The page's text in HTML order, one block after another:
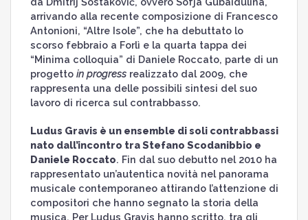
arrivando alla recente composizione di Francesco
Antonioni, “Altre Isole”, che ha debuttato lo
scorso febbraio a Forlì e la quarta tappa dei
“Minima colloquia” di Daniele Roccato, parte di un
progetto in progressrealizzato dal 2009, che
rappresenta una delle possibili sintesi del suo
lavoro di ricerca sul contrabbasso.
Ludus Gravis è un ensemble di soli contrabbassi
nato dall’incontro tra Stefano Scodanibbio e
Daniele Roccato. Fin dal suo debutto nel 2010 ha
rappresentato un’autentica novità nel panorama
musicale contemporaneo attirando l’attenzione di
compositori che hanno segnato la storia della
musica. Per Ludus Gravis hanno scritto, tra gli